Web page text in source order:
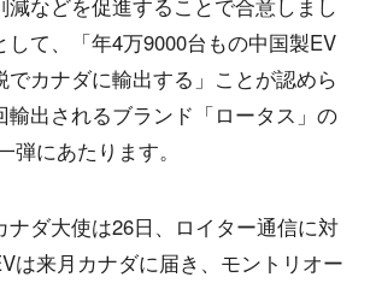
減などを促進することで合意しまし
して、「年4万9000台もの中国製EV
でカナダに輸出する」ことが認めら
輸出されるブランド「ロータス」の
弾にあたります。
ナダ大使は26日、ロイター通信に対
は来月カナダに届き、モントリオー